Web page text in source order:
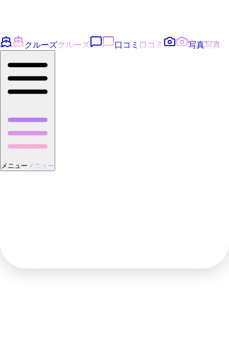
クルーズクルーズ 口コミ 口コミ 写真写真
メニュー メニュー